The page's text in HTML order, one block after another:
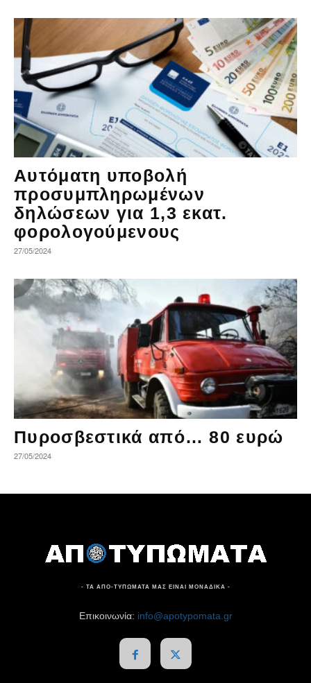
Αυτόματη υποβολή
προσυμπληρωμένων
δηλώσεων για 1,3 εκατ.
φορολογούμενους
27/05/2024
Πυροσβεστικά από… 80 ευρώ
27/05/2024
- ΤΑ ΑΠΟ-ΤΥΠΩΜΑΤΑ ΜΑΣ ΕΙΝΑΙ ΜΟΝΑΔΙΚΑ -
Επικοινωνία: info@apotypomata.gr